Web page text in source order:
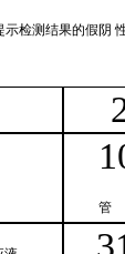
示检测结果的假阴
管